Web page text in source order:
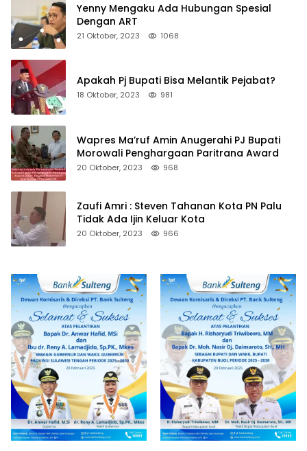
Yenny Mengaku Ada Hubungan Spesial
Dengan ART
21 Oktober, 2023 1068
Apakah Pj Bupati Bisa Melantik Pejabat?
18 Oktober, 2023 981
Wapres Ma’ruf Amin Anugerahi PJ Bupati
Morowali Penghargaan Paritrana Award
20 Oktober, 2023 968
Zaufi Amri : Steven Tahanan Kota PN Palu
Tidak Ada Ijin Keluar Kota
20 Oktober, 2023 966